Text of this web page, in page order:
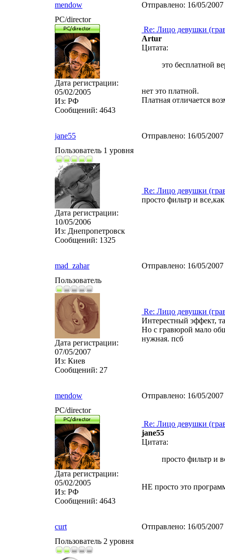
mendow Отправлено: 16/05/
PC/director
Дата регистрации:
05/02/2005
Из: РФ
Сообщений: 4643
Re: Лицо девушки
Artur
Цитата:
это бесплатной
нет это платной.
Платная отличается
jane55 Отправлено: 16/05/
Пользователь 1 уровня
Дата регистрации:
10/05/2006
Из: Днепропетровск
Сообщений: 1325
Re: Лицо девушки
просто фильтр и
mad_zahar Отправлено: 16/05/
Пользователь
Дата регистрации:
07/05/2007
Из: Киев
Сообщений: 27
Re: Лицо девушки
Интерестный эффект,
Но с гравюрой мало
нужная. псб
mendow Отправлено: 16/05/
PC/director
Дата регистрации:
05/02/2005
Из: РФ
Сообщений: 4643
Re: Лицо девушки
jane55
Цитата:
просто фильтр и
НЕ просто это
curt Отправлено: 16/05/
Пользователь 2 уровня